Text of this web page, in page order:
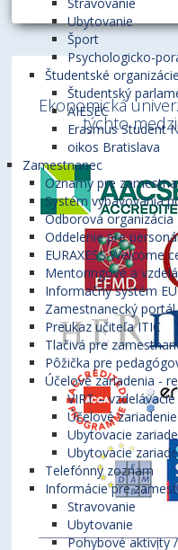
Ubytovanie
Šport
Psychologicko-
Študentské organizácie
Študentský
AIESEC
Erasmus Student
oikos Bratislava
Zamestnanec
Oznamy pre
Systém vybavovania
Odborová organizácia
Oddelenie pre
EURAXESS Welcome
Mentoringové a
Informačný systém
Zamestnanecký portál
Preukaz učiteľa ITIC
Tlačivá pre
Pôžička pre
Účelové zariadenia -
VIRT –
Účelové
Ubytovacie
Ubytovacie
Telefónny zoznam
Informácie pre
Stravovanie
Ubytovanie
Pohybové aktivity
Ekonomická
týchto